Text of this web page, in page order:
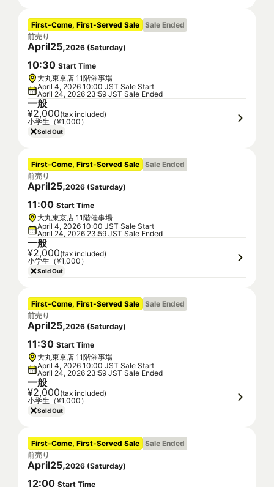
First-Come, First-Served Sale Sale Ended
前売り
April25,2026 (Saturday)
10:30 Start Time
大丸東京店 11階催事場
April 4, 2026 10:00 JST Sale Start
April 24, 2026 23:59 JST Sale Ended
一般
¥2,000(tax included)
小学生（¥1,000）
Sold Out
First-Come, First-Served Sale Sale Ended
前売り
April25,2026 (Saturday)
11:00 Start Time
大丸東京店 11階催事場
April 4, 2026 10:00 JST Sale Start
April 24, 2026 23:59 JST Sale Ended
一般
¥2,000(tax included)
小学生（¥1,000）
Sold Out
First-Come, First-Served Sale Sale Ended
前売り
April25,2026 (Saturday)
11:30 Start Time
大丸東京店 11階催事場
April 4, 2026 10:00 JST Sale Start
April 24, 2026 23:59 JST Sale Ended
一般
¥2,000(tax included)
小学生（¥1,000）
Sold Out
First-Come, First-Served Sale Sale Ended
前売り
April25,2026 (Saturday)
12:00 Start Time